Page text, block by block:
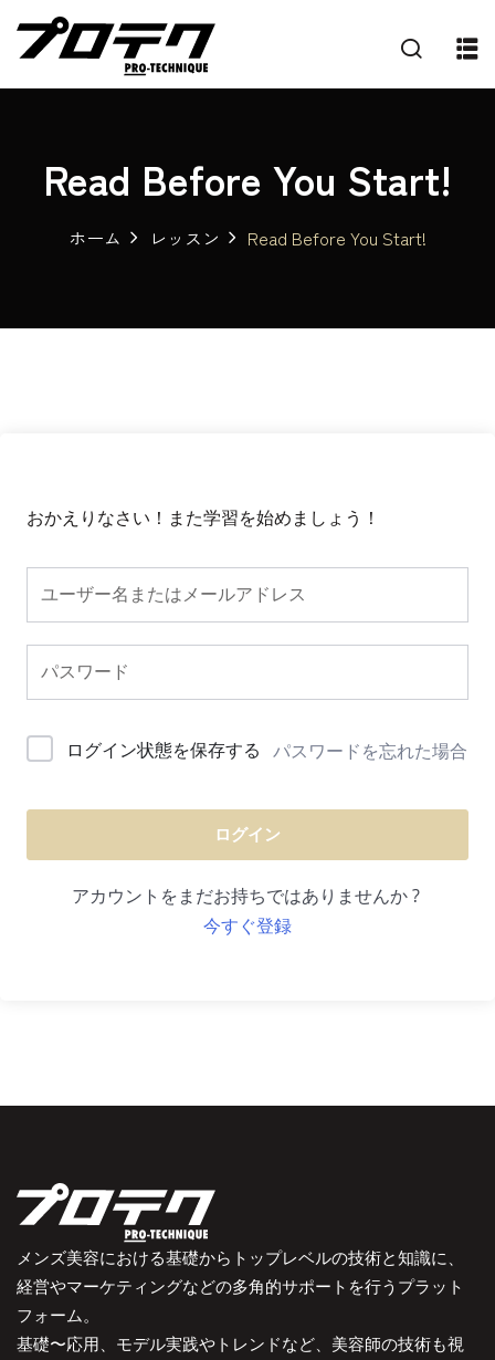
Read Before You Start!
ホーム レッスン Read Before You Start!
おかえりなさい！また学習を始めましょう！
ログイン状態を保存する パスワードを忘れた場合
ログイン
アカウントをまだお持ちではありませんか ?
今すぐ登録
メンズ美容における基礎からトップレベルの技術と知識に、
経営やマーケティングなどの多角的サポートを行うプラット
フォーム。
基礎〜応用、モデル実践やトレンドなど、美容師の技術も視